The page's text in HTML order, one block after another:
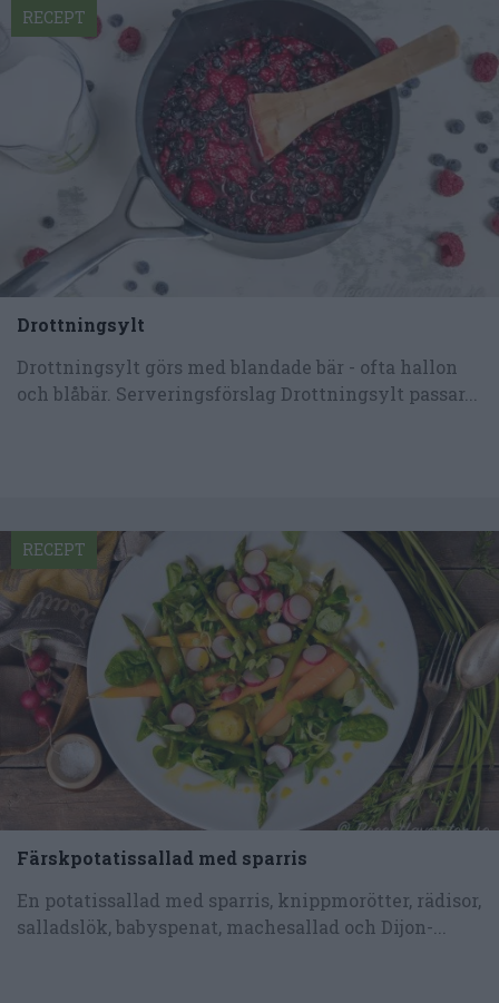
Drottningsylt
Drottningsylt görs med blandade bär - ofta hallon
och blåbär. Serveringsförslag Drottningsylt passar...
RECEPT
Färskpotatissallad med sparris
En potatissallad med sparris, knippmorötter, rädisor,
salladslök, babyspenat, machesallad och Dijon-...
RECEPT